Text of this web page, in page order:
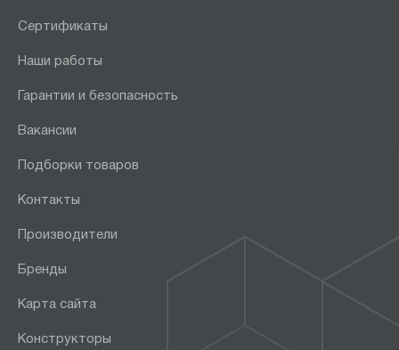
Сертификаты
Наши работы
Гарантии и безопасность
Вакансии
Подборки товаров
Контакты
Производители
Бренды
Карта сайта
Конструкторы